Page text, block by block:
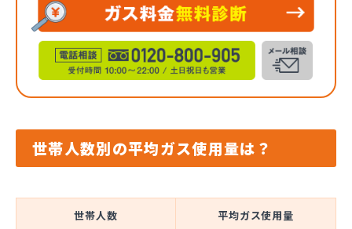
世帯人数別の平均ガス使用量は？
世帯人数 平均ガス使用量